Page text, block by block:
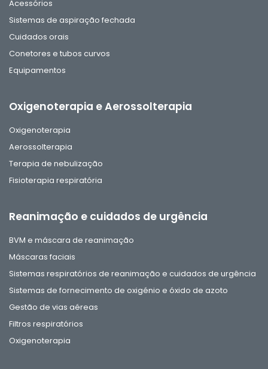
Acessórios
Sistemas de aspiração fechada
Cuidados orais
Conetores e tubos curvos
Equipamentos
Oxigenoterapia e Aerossolterapia
Oxigenoterapia
Aerossolterapia
Terapia de nebulização
Fisioterapia respiratória
Reanimação e cuidados de urgência
BVM e máscara de reanimação
Máscaras faciais
Sistemas respiratórios de reanimação e cuidados de urgência
Sistemas de fornecimento de oxigénio e óxido de azoto
Gestão de vias aéreas
Filtros respiratórios
Oxigenoterapia